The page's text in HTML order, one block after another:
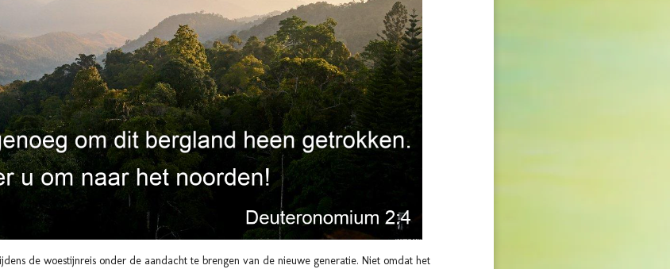
de woestijnreis onder de aandacht te brengen van de nieuwe generatie. Niet omdat het